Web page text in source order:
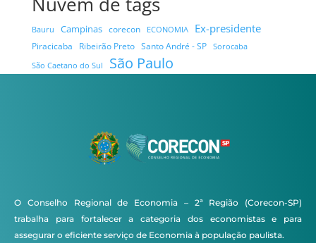
Bauru Campinas corecon ECONOMIA Ex-presidente
Piracicaba Ribeirão Preto Santo André - SP
Sorocaba
São Caetano do Sul
São Paulo
O Conselho Regional de Economia – 2ª Região (Corecon-SP)
trabalha para fortalecer a categoria dos economistas e para
assegurar o eficiente serviço de Economia à população paulista.